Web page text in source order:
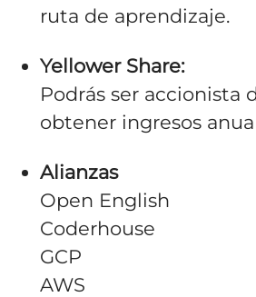
ruta de aprendizaje.
Yellower Share:
Podrás ser accionista
obtener ingresos
Alianzas
Open English
Coderhouse
GCP
AWS